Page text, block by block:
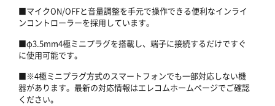
■マイクON/OFFと音量調整を手元で操作できる便利なインライ
ンコントローラーを採用しています。
■φ3.5mm4極ミニプラグを搭載し、端子に接続するだけですぐ
に使用可能です。
■※4極ミニプラグ方式のスマートフォンでも一部対応しない機
器があります。最新の対応情報はエレコムホームページでご確認
ください。